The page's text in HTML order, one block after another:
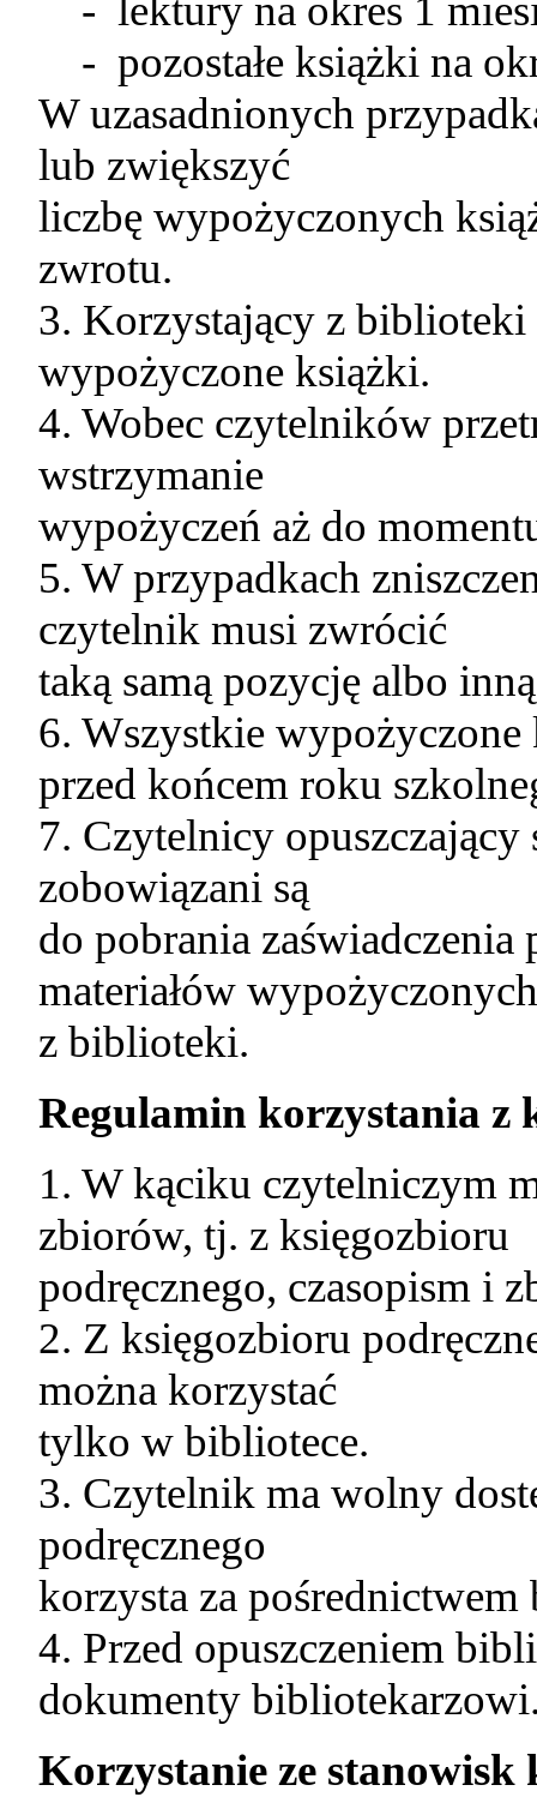
- lektury na okres 1
- pozostałe książki na
W uzasadnionych
lub zwiększyć
liczbę wypożyczonych
zwrotu.
3. Korzystający z biblioteki
wypożyczone książki.
4. Wobec czytelników
wstrzymanie
wypożyczeń aż do
5. W przypadkach
czytelnik musi zwrócić
taką samą pozycję albo
6. Wszystkie
przed końcem roku
7. Czytelnicy
zobowiązani są
do pobrania
materiałów
z biblioteki.
Regulamin korzystania z
1. W kąciku czytelniczym
zbiorów, tj. z księgozbioru
podręcznego, czasopism i
2. Z księgozbioru
można korzystać
tylko w bibliotece.
3. Czytelnik ma wolny
podręcznego
korzysta za
4. Przed opuszczeniem
dokumenty
Korzystanie ze